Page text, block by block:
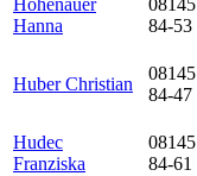
Hohenauer
Hanna
08145
84-53
Huber Christian
08145
84-47
Hudec
Franziska
08145
84-61